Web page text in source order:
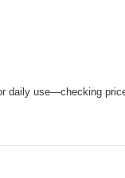
use—checking